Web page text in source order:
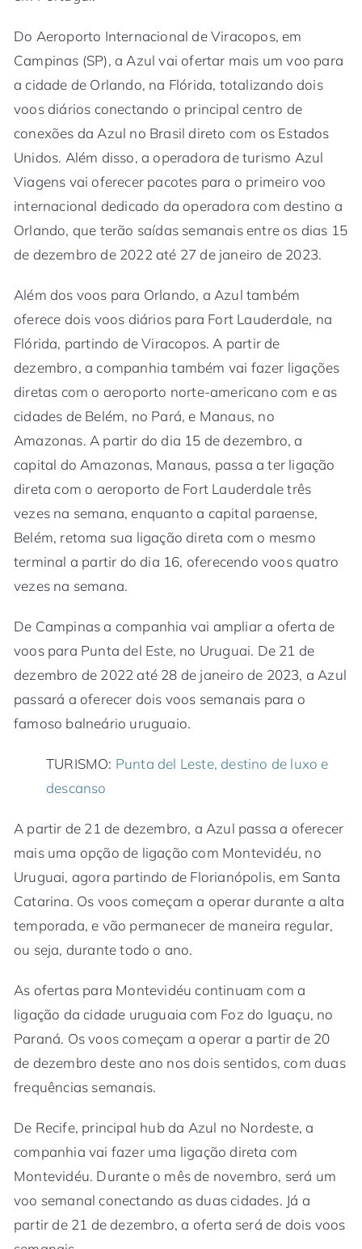
Do Aeroporto Internacional de Viracopos, em
Campinas (SP), a Azul vai ofertar mais um voo para
a cidade de Orlando, na Flórida, totalizando dois
voos diários conectando o principal centro de
conexões da Azul no Brasil direto com os Estados
Unidos. Além disso, a operadora de turismo Azul
Viagens vai oferecer pacotes para o primeiro voo
internacional dedicado da operadora com destino a
Orlando, que terão saídas semanais entre os dias 15
de dezembro de 2022 até 27 de janeiro de 2023.
Além dos voos para Orlando, a Azul também
oferece dois voos diários para Fort Lauderdale, na
Flórida, partindo de Viracopos. A partir de
dezembro, a companhia também vai fazer ligações
diretas com o aeroporto norte-americano com e as
cidades de Belém, no Pará, e Manaus, no
Amazonas. A partir do dia 15 de dezembro, a
capital do Amazonas, Manaus, passa a ter ligação
direta com o aeroporto de Fort Lauderdale três
vezes na semana, enquanto a capital paraense,
Belém, retoma sua ligação direta com o mesmo
terminal a partir do dia 16, oferecendo voos quatro
vezes na semana.
De Campinas a companhia vai ampliar a oferta de
voos para Punta del Este, no Uruguai. De 21 de
dezembro de 2022 até 28 de janeiro de 2023, a Azul
passará a oferecer dois voos semanais para o
famoso balneário uruguaio.
TURISMO: Punta del Leste, destino de luxo e
descanso
A partir de 21 de dezembro, a Azul passa a oferecer
mais uma opção de ligação com Montevidéu, no
Uruguai, agora partindo de Florianópolis, em Santa
Catarina. Os voos começam a operar durante a alta
temporada, e vão permanecer de maneira regular,
ou seja, durante todo o ano.
As ofertas para Montevidéu continuam com a
ligação da cidade uruguaia com Foz do Iguaçu, no
Paraná. Os voos começam a operar a partir de 20
de dezembro deste ano nos dois sentidos, com duas
frequências semanais.
De Recife, principal hub da Azul no Nordeste, a
companhia vai fazer uma ligação direta com
Montevidéu. Durante o mês de novembro, será um
voo semanal conectando as duas cidades. Já a
partir de 21 de dezembro, a oferta será de dois voos